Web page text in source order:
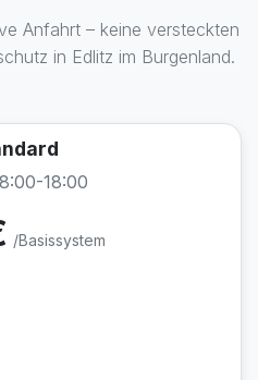
Anfahrt – keine versteckten
in Edlitz im Burgenland.
18:00
/Basissystem